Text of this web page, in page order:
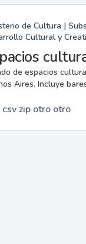
de Cultura |
Cultural y
de espacios
Aires. Incluye
csvzip otro otro